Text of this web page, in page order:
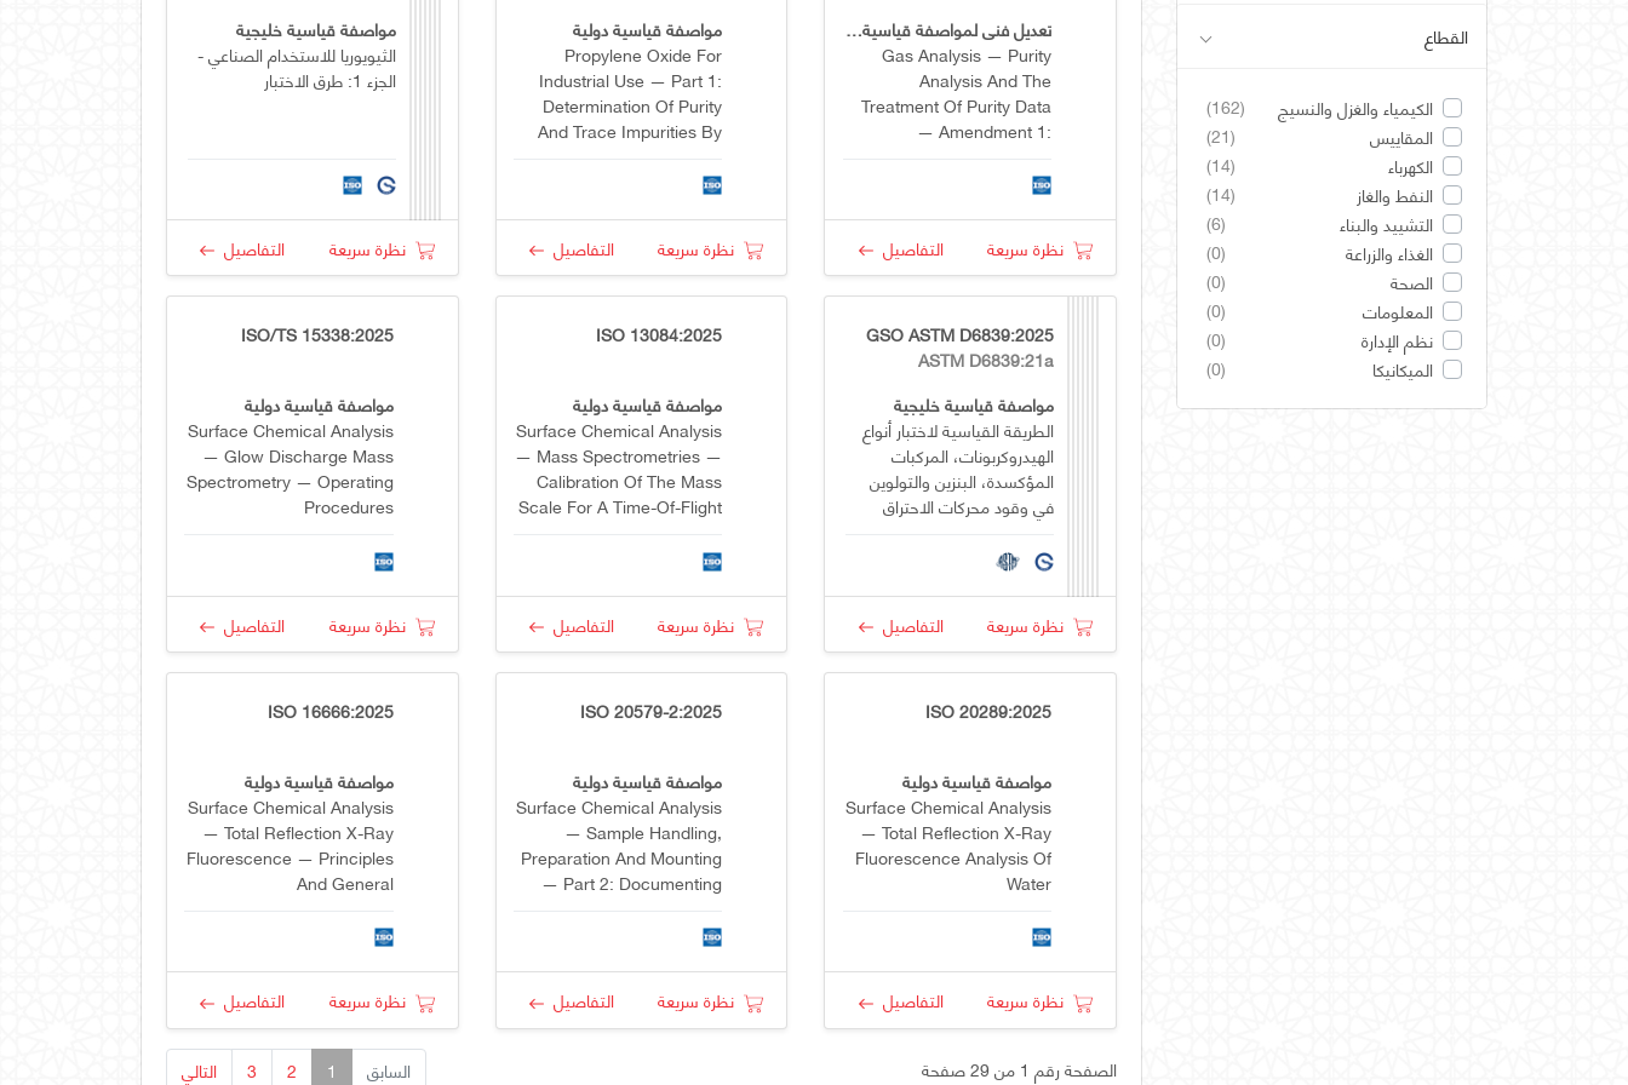
القطاع
الكيمياء والغزل والنسيج
(162)
المقاييس
(21)
الكهرباء
(14)
النفط والغاز
(14)
التشييد والبناء
(6)
الغذاء والزراعة
(0)
الصحة
(0)
المعلومات
(0)
نظم الإدارة
(0)
الميكانيكا
(0)
تعديل فني لمواصفة قياسية دولية
Gas Analysis — Purity
Analysis And The
Treatment Of Purity Data
— Amendment 1:
نظرة سريعة التفاصيل
مواصفة قياسية دولية
Propylene Oxide For
Industrial Use — Part 1:
Determination Of Purity
And Trace Impurities By
نظرة سريعة التفاصيل
مواصفة قياسية خليجية
الثيويوريا للاستخدام الصناعي -
الجزء 1: طرق الاختبار
نظرة سريعة التفاصيل
GSO ASTM D6839:2025
ASTM D6839:21a
مواصفة قياسية خليجية
الطريقة القياسية لاختبار أنواع
الهيدروكربونات، المركبات
المؤكسدة، البنزين والتولوين
في وقود محركات الاحتراق
الغاز متعددة الأبعاد
نظرة سريعة التفاصيل
ISO 13084:2025
مواصفة قياسية دولية
Surface Chemical Analysis
— Mass Spectrometries —
Calibration Of The Mass
Scale For A Time-Of-Flight
Spectrometer
نظرة سريعة التفاصيل
ISO/TS 15338:2025
مواصفة قياسية دولية
Surface Chemical Analysis
— Glow Discharge Mass
Spectrometry — Operating
Procedures
نظرة سريعة التفاصيل
ISO 20289:2025
مواصفة قياسية دولية
Surface Chemical Analysis
— Total Reflection X-Ray
Fluorescence Analysis Of
Water
نظرة سريعة التفاصيل
ISO 20579-2:2025
مواصفة قياسية دولية
Surface Chemical Analysis
— Sample Handling,
Preparation And Mounting
— Part 2: Documenting
Preparation And Mounting
نظرة سريعة
التفاصيل
ISO 16666:2025
مواصفة قياسية دولية
Surface Chemical Analysis
— Total Reflection X-Ray
Fluorescence — Principles
And General
نظرة سريعة التفاصيل
الصفحة رقم 1 من 29 صفحة السابق 1
2
3 التالي